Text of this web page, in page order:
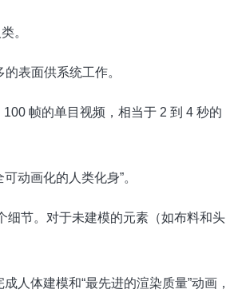
。
表面供系统工作。
帧的单目视频，相当于 2 到 4 秒的
动画化的人类化身”。
细节。对于未建模的元素（如布料和头
人体建模和“最先进的渲染质量”动画，